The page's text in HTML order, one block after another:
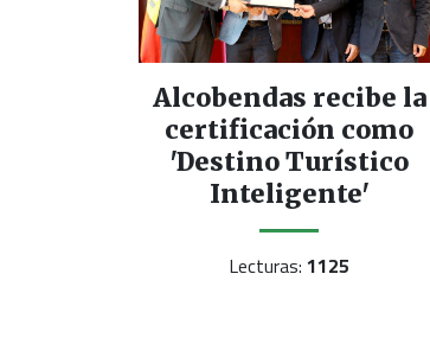
Alcobendas recibe la
certificación como
'Destino Turístico
Inteligente'
Lecturas:1125